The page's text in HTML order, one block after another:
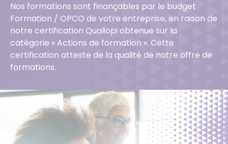
Nos formations sont finançables par le budget
Formation / OPCO de votre entreprise, en raison de
notre certification Qualiopi obtenue sur la
catégorie « Actions de formation ». Cette
certification atteste de la qualité de notre offre de
formations.